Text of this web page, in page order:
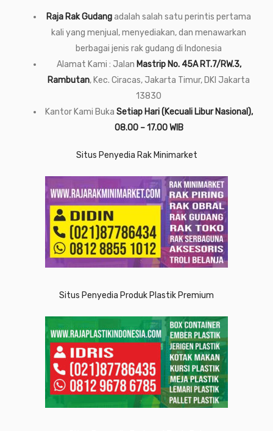
Raja Rak Gudangadalah salah satu perintis pertama
kali yang menjual, menyediakan, dan menawarkan
berbagai jenis rak gudang di Indonesia
Alamat Kami : Jalan Mastrip No. 45A RT.7/RW.3,
Rambutan, Kec. Ciracas, Jakarta Timur, DKI Jakarta
13830
Kantor Kami Buka Setiap Hari (Kecuali Libur Nasional),
08.00 – 17.00 WIB
Situs Penyedia Rak Minimarket
Situs Penyedia Produk Plastik Premium